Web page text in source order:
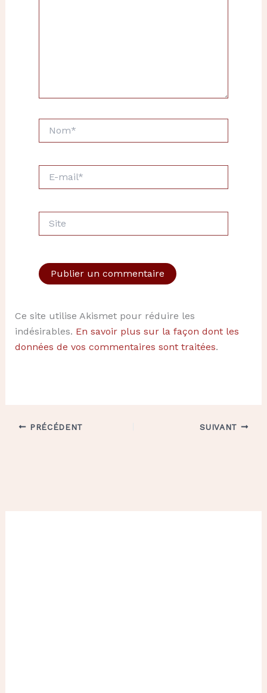
mail*
Ce site utilise Akismet pour réduire les
indésirables. En savoir plus sur la façon dont les
données de vos commentaires sont traitées.
PRÉCÉDENT SUIVANT